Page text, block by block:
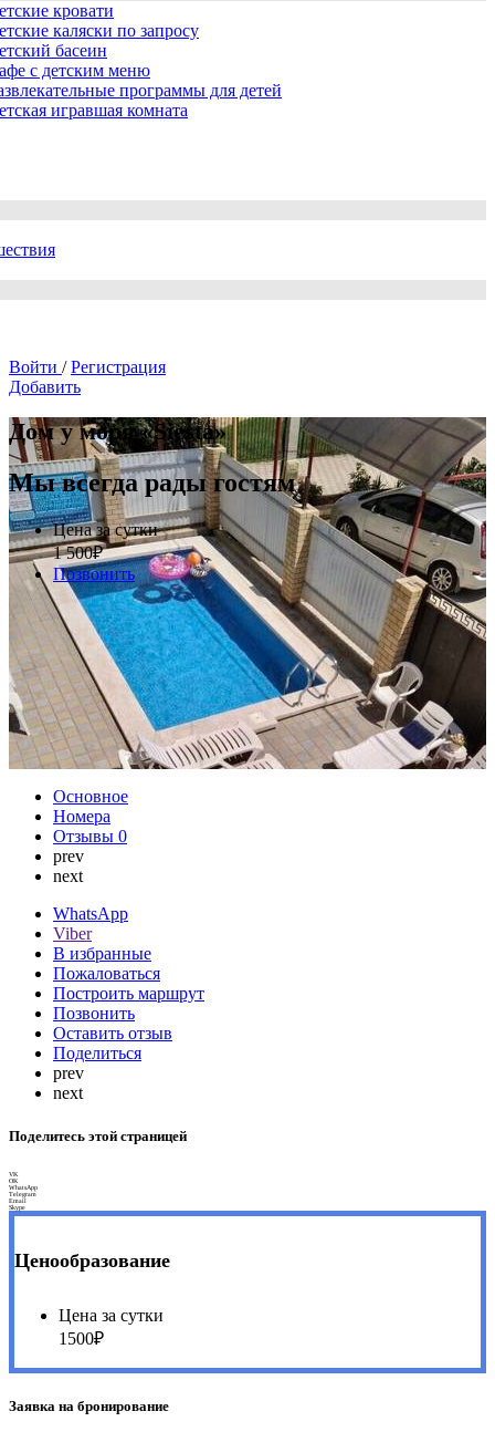
кровати
каляски по запросу
басеин
с детским меню
программы для детей
игравшая комната
Войти / Регистрация
Добавить
Дом у моря «Siesta»
Мы всегда рады гостям
Цена за сутки
1 500₽
Позвонить
Основное
Номера
Отзывы 0
prev
next
WhatsApp
Viber
В избранные
Пожаловаться
Построить маршрут
Позвонить
Оставить отзыв
Поделиться
prev
next
Поделитесь этой страницей
VK
OK
WhatsApp
Telegram
Email
Skype
Ценообразование
Цена за сутки
1500₽
Заявка на бронирование